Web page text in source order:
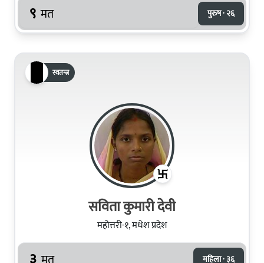
९ मत पुरुष · २६
स्वतन्त्र
सविता कुमारी देवी
महोत्तरी-१, मधेश प्रदेश
महिला · ३६